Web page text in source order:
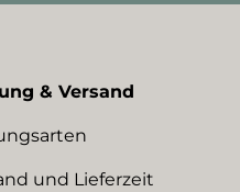
& Versand
und Lieferzeit